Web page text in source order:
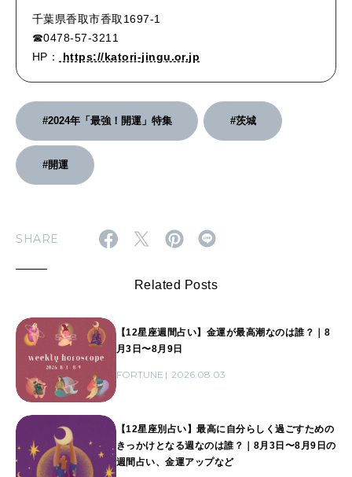
千葉県香取市香取1697-1
☎0478-57-3211
HP：
https://katori-jingu.or.jp
#2024年「最強！開運」特集 #茨城
#開運
SHARE
Related Posts
【12星座週間占い】金運が最高潮なのは誰？｜8
月3日〜8月9日
FORTUNE 2026.08.03
【12星座別占い】最高に自分らしく過ごすための
きっかけとなる週なのは誰？｜8月3日〜8月9日の
週間占い、金運アップなど